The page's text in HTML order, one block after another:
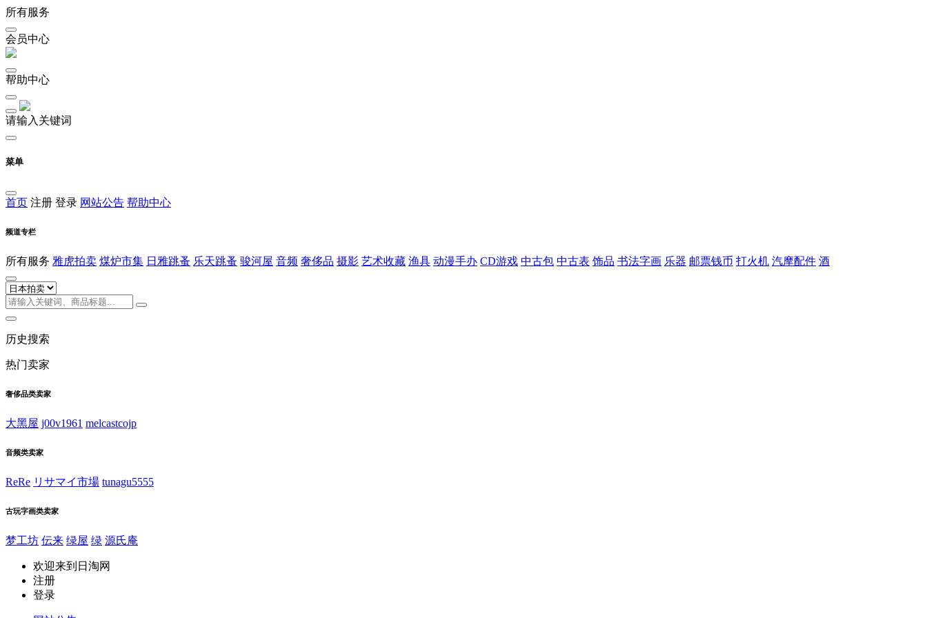
所有服务
会员中心
帮助中心
请输入关键词
菜单
首页 注册 登录 网站公告 帮助中心
频道专栏
所有服务 雅虎拍卖 煤炉市集 日雅跳蚤 乐天跳蚤 骏河屋 音频 奢侈品 摄影 艺术收藏 渔具 动漫手办 CD游戏 中古包 中古表 饰品 书法字画 乐器 邮票钱币 打火机 汽摩配件 酒
历史搜索
热门卖家
奢侈品类卖家
大黑屋 j00v1961 melcastcojp
音频类卖家
ReRe リサマイ市場 tunagu5555
古玩字画类卖家
梦工坊 伝来 绿屋 绿 源氏庵
欢迎来到日淘网
注册
登录